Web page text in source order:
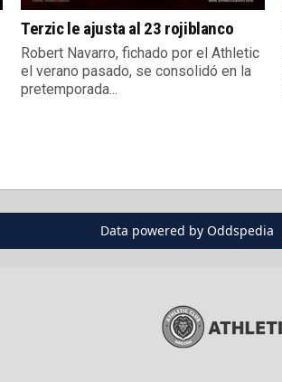
Terzic le ajusta al 23 rojiblanco
Robert Navarro, fichado por el Athletic
el verano pasado, se consolidó en la
pretemporada...
Data powered by Oddspedia